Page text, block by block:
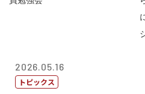
2026.05.16
トピックス